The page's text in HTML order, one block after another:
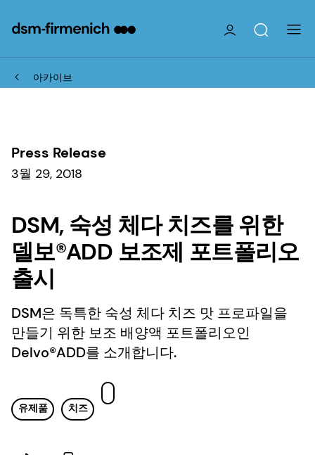
아카이브
Press Release
3월 29, 2018
DSM, 숙성 체다 치즈를 위한
델보®ADD 보조제 포트폴리오
출시
DSM은 독특한 숙성 체다 치즈 맛 프로파일을
만들기 위한 보조 배양액 포트폴리오인
Delvo®ADD를 소개합니다.
유제품 치즈